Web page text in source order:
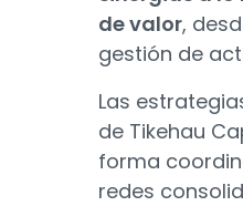
de valor,
gestión de
Las
de Tikehau
forma
redes